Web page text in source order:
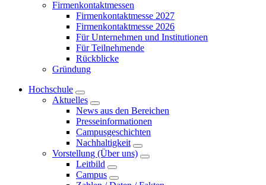
Firmenkontaktmessen
Firmenkontaktmesse 2027
Firmenkontaktmesse 2026
Für Unternehmen und Institutionen
Für Teilnehmende
Rückblicke
Gründung
Hochschule
Aktuelles
News aus den Bereichen
Presseinformationen
Campusgeschichten
Nachhaltigkeit
Vorstellung (Über uns)
Leitbild
Campus